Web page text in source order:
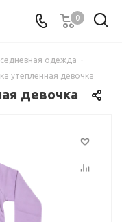
0
одежда -
утепленная девочка
девочка